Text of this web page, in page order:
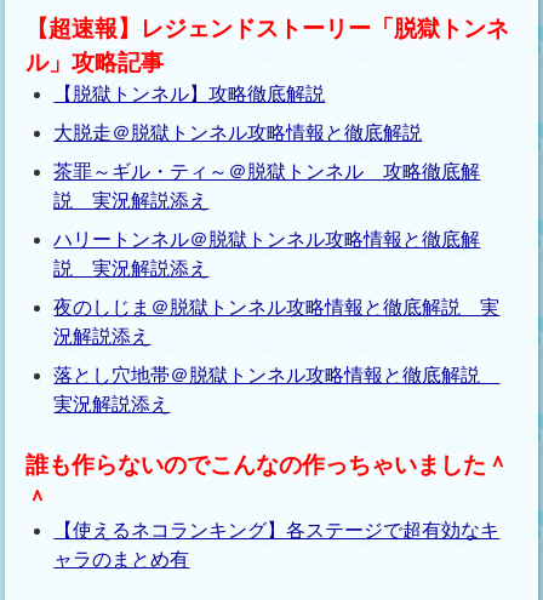
【超速報】レジェンドストーリー「脱獄トンネ
ル」攻略記事
【脱獄トンネル】攻略徹底解説
大脱走＠脱獄トンネル攻略情報と徹底解説
茶罪～ギル・ティ～＠脱獄トンネル 攻略徹底解
説 実況解説添え
ハリートンネル＠脱獄トンネル攻略情報と徹底解
説 実況解説添え
夜のしじま＠脱獄トンネル攻略情報と徹底解説 実
況解説添え
落とし穴地帯＠脱獄トンネル攻略情報と徹底解説
実況解説添え
誰も作らないのでこんなの作っちゃいました＾
＾
【使えるネコランキング】各ステージで超有効なキ
ャラのまとめ有